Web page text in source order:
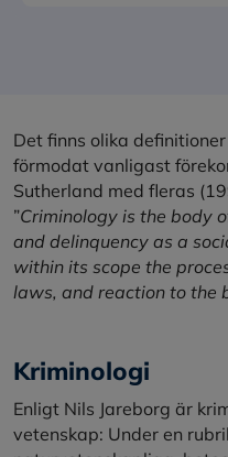
Det finns olika
förmodat vanligast
Sutherland med fleras
”Criminology is the body
and delinquency as a
within its scope the
laws, and reaction to the
Kriminologi
Enligt Nils Jareborg är
vetenskap: Under en